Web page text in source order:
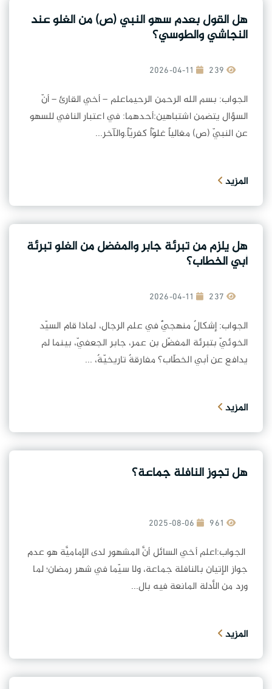
هل القول بعدم سهو النبي (ص) من الغلو عند
النجاشي والطوسي؟
2026-04-11
الجواب: بسم الله الرحمن الرحيماعلم – أخي القارئ – أنّ
السؤال يتضمن اشتباهين:أحدهما: في اعتبار النافي للسهو
عن النبيّ (ص) مغالياً غلوّاً كفريّاً.والآخر...
المزيد
هل يلزم من تبرئة جابر والمفضل من الغلو تبرئة
أبي الخطاب؟
2026-04-11
الجواب: إشكالٌ منهجيٌّ في علم الرجال، لماذا قام السيّد
الخوئيّ بتبرئة المفضّل بن عمر، جابر الجعفيّ، بينما لم
يدافع عن أبي الخطّاب؟ مفارقةٌ تاريخيّةٌ، ...
المزيد
هل تجوز النافلة جماعة؟
2025-08-06
الجواب:اعلم أخي السائل أنَّ المشهور لدى الإماميَّة هو عدم
جواز الإتيان بالنافلة جماعة، ولا سيّما في شهر رمضان؛ لما
ورد من الأدلة المانعة فيه بال...
المزيد